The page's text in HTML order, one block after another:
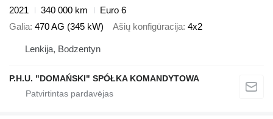
2021
340 000 km
Euro 6
Galia 470 AG (345 kW) Ašių konfigūracija 4x2
Lenkija, Bodzentyn
P.H.U. "DOMAŃSKI" SPÓŁKA KOMANDYTOWA